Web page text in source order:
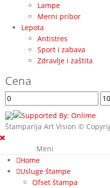
Lampe
Merni pribor
Lepota
Antistres
Sport i zabava
Zdravlje i zaštita
Cena
Minimalna
cena
Štamparija Art Vision ©
Meni
Home
Usluge štampe
Ofset štampa